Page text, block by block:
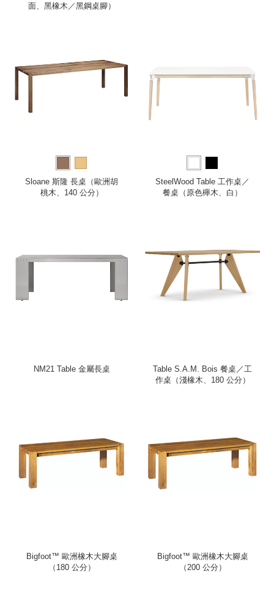
面、黑橡木／黑鋼桌腳）
Sloane 斯隆 長桌（歐洲胡
桃木、140 公分）
SteelWood Table 工作桌／
餐桌（原色櫸木、白）
NM21 Table 金屬長桌
Table S.A.M. Bois 餐桌／工
作桌（淺橡木、180 公分）
Bigfoot™ 歐洲橡木大腳桌
（180 公分）
Bigfoot™ 歐洲橡木大腳桌
（200 公分）